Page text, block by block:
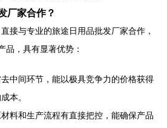
厂家合作？
接与专业的旅途日用品批发厂家合作，
品，具有显著优势：
去中间环节，能以极具竞争力的价格获得
本。
材料和生产流程有直接把控，能确保产品